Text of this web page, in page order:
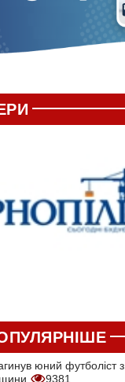
юний футболіст з
9381